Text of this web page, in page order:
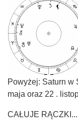
Powyżej: Saturn w
maja oraz 22 .
CAŁUJE RĄCZKI...